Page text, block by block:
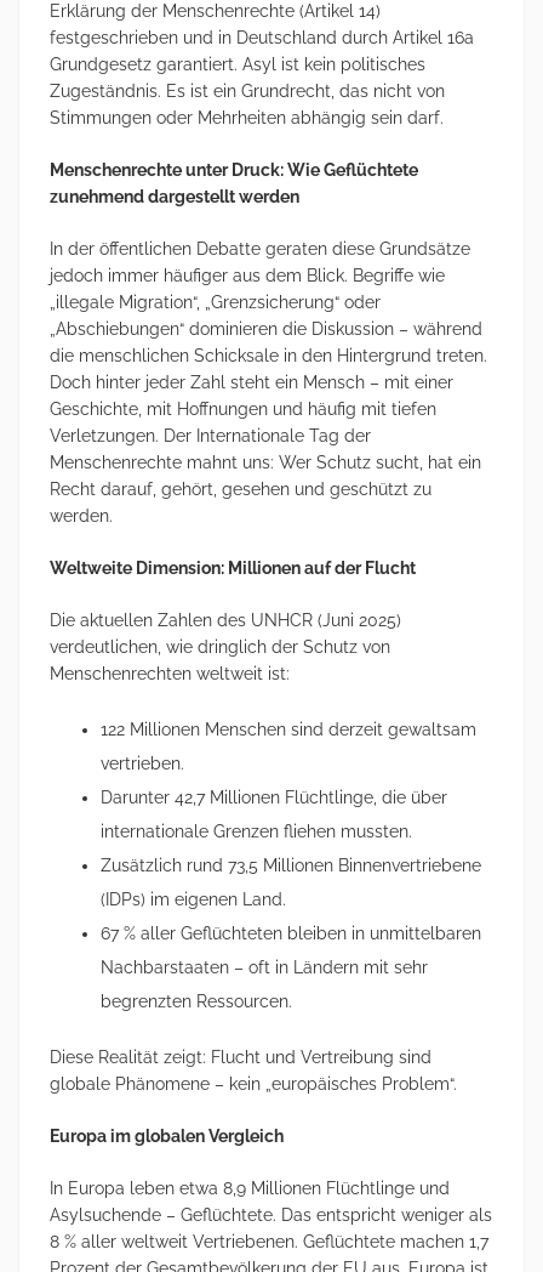
Erklärung der Menschenrechte (Artikel 14)
festgeschrieben und in Deutschland durch Artikel 16a
Grundgesetz garantiert. Asyl ist kein politisches
Zugeständnis. Es ist ein Grundrecht, das nicht von
Stimmungen oder Mehrheiten abhängig sein darf.
Menschenrechte unter Druck: Wie Geflüchtete
zunehmend dargestellt werden
In der öffentlichen Debatte geraten diese Grundsätze
jedoch immer häufiger aus dem Blick. Begriffe wie
„illegale Migration“, „Grenzsicherung“ oder
„Abschiebungen“ dominieren die Diskussion – während
die menschlichen Schicksale in den Hintergrund treten.
Doch hinter jeder Zahl steht ein Mensch – mit einer
Geschichte, mit Hoffnungen und häufig mit tiefen
Verletzungen. Der Internationale Tag der
Menschenrechte mahnt uns: Wer Schutz sucht, hat ein
Recht darauf, gehört, gesehen und geschützt zu
werden.
Weltweite Dimension: Millionen auf der Flucht
Die aktuellen Zahlen des UNHCR (Juni 2025)
verdeutlichen, wie dringlich der Schutz von
Menschenrechten weltweit ist:
122 Millionen Menschen sind derzeit gewaltsam
vertrieben.
Darunter 42,7 Millionen Flüchtlinge, die über
internationale Grenzen fliehen mussten.
Zusätzlich rund 73,5 Millionen Binnenvertriebene
(IDPs) im eigenen Land.
67 % aller Geflüchteten bleiben in unmittelbaren
Nachbarstaaten – oft in Ländern mit sehr
begrenzten Ressourcen.
Diese Realität zeigt: Flucht und Vertreibung sind
globale Phänomene – kein „europäisches Problem“.
Europa im globalen Vergleich
In Europa leben etwa 8,9 Millionen Flüchtlinge und
Asylsuchende – Geflüchtete. Das entspricht weniger als
8 % aller weltweit Vertriebenen. Geflüchtete machen 1,7